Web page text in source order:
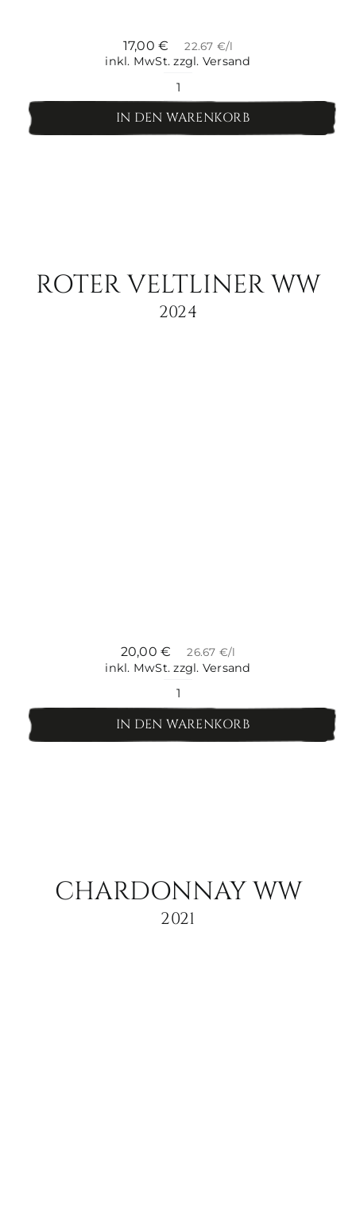
17,00€ 22.67 €/l
inkl. MwSt. zzgl. Versand
Sauvignon
Blanc
IN DEN WARENKORB
ROTER VELTLINER WW
2024
20,00€ 26.67 €/l
inkl. MwSt. zzgl. Versand
Roter
Veltliner
IN DEN WARENKORB
CHARDONNAY WW
2021